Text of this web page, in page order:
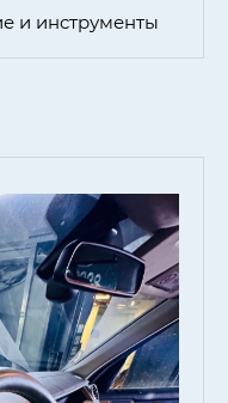
и инcтрументы